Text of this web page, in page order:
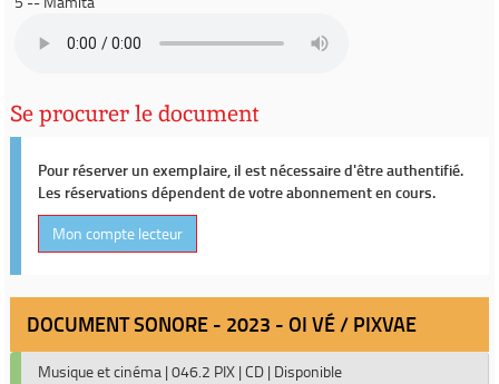
Se procurer le document
Pour réserver un exemplaire, il est nécessaire d'être authentifié.
Les réservations dépendent de votre abonnement en cours.
Mon compte lecteur
DOCUMENT SONORE - 2023 - OI VÉ / PIXVAE
Musique et cinéma | 046.2 PIX | CD | Disponible